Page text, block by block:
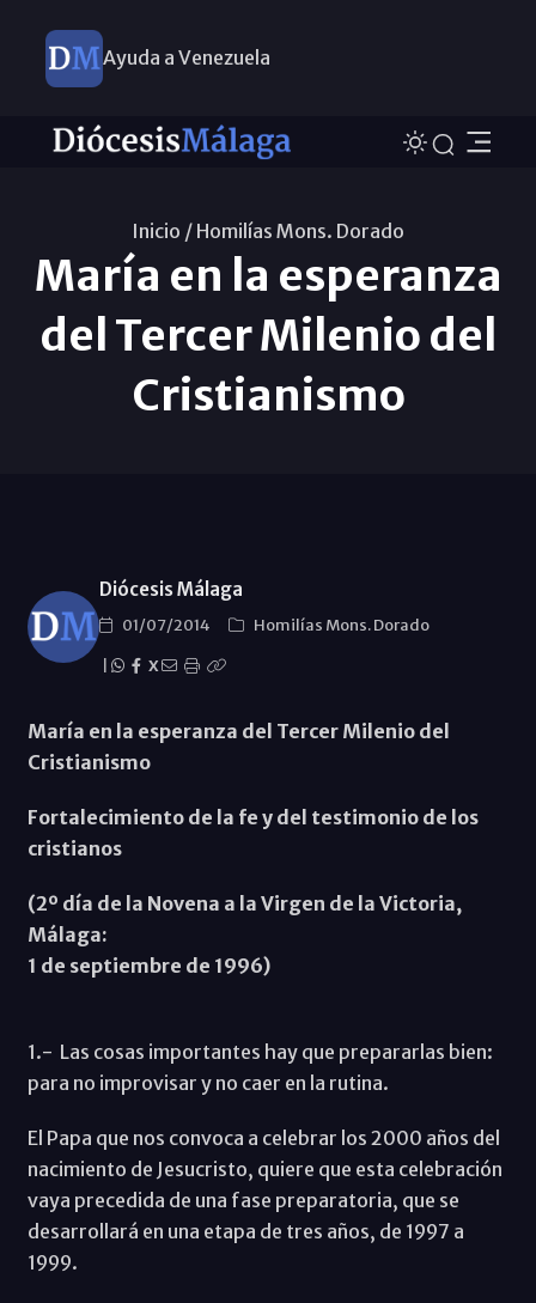
Ayuda a Venezuela
Inicio / Homilías Mons. Dorado
María en la esperanza
del Tercer Milenio del
Cristianismo
Diócesis Málaga
01/07/2014
Homilías Mons. Dorado
X
María en la esperanza del Tercer Milenio del
Cristianismo
Fortalecimiento de la fe y del testimonio de los
cristianos
(2º día de la Novena a la Virgen de la Victoria,
Málaga:
1 de septiembre de 1996)
1.- Las cosas importantes hay que prepararlas bien:
para no improvisar y no caer en la rutina.
El Papa que nos convoca a celebrar los 2000 años del
nacimiento de Jesucristo, quiere que esta celebración
vaya precedida de una fase preparatoria, que se
desarrollará en una etapa de tres años, de 1997 a
1999.